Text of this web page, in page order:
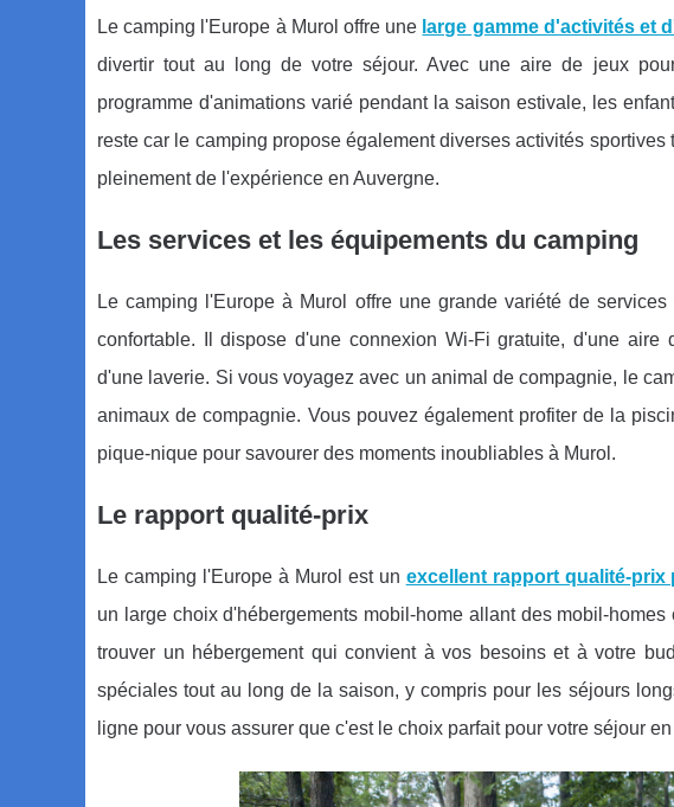
Le camping l'Europe à Murol offre une large gamme d'activités et
divertir tout au long de votre séjour. Avec une aire de jeux
programme d'animations varié pendant la saison estivale, les
reste car le camping propose également diverses activités
pleinement de l'expérience en Auvergne.
Les services et les équipements du camping
Le camping l'Europe à Murol offre une grande variété de
confortable. Il dispose d'une connexion Wi-Fi gratuite, d'une aire
d'une laverie. Si vous voyagez avec un animal de compagnie, le
animaux de compagnie. Vous pouvez également profiter de la
pique-nique pour savourer des moments inoubliables à Murol.
Le rapport qualité-prix
Le camping l'Europe à Murol est un excellent rapport qualité-prix
un large choix d'hébergements mobil-home allant des mobil-
trouver un hébergement qui convient à vos besoins et à votre
spéciales tout au long de la saison, y compris pour les séjours
ligne pour vous assurer que c'est le choix parfait pour votre séjour